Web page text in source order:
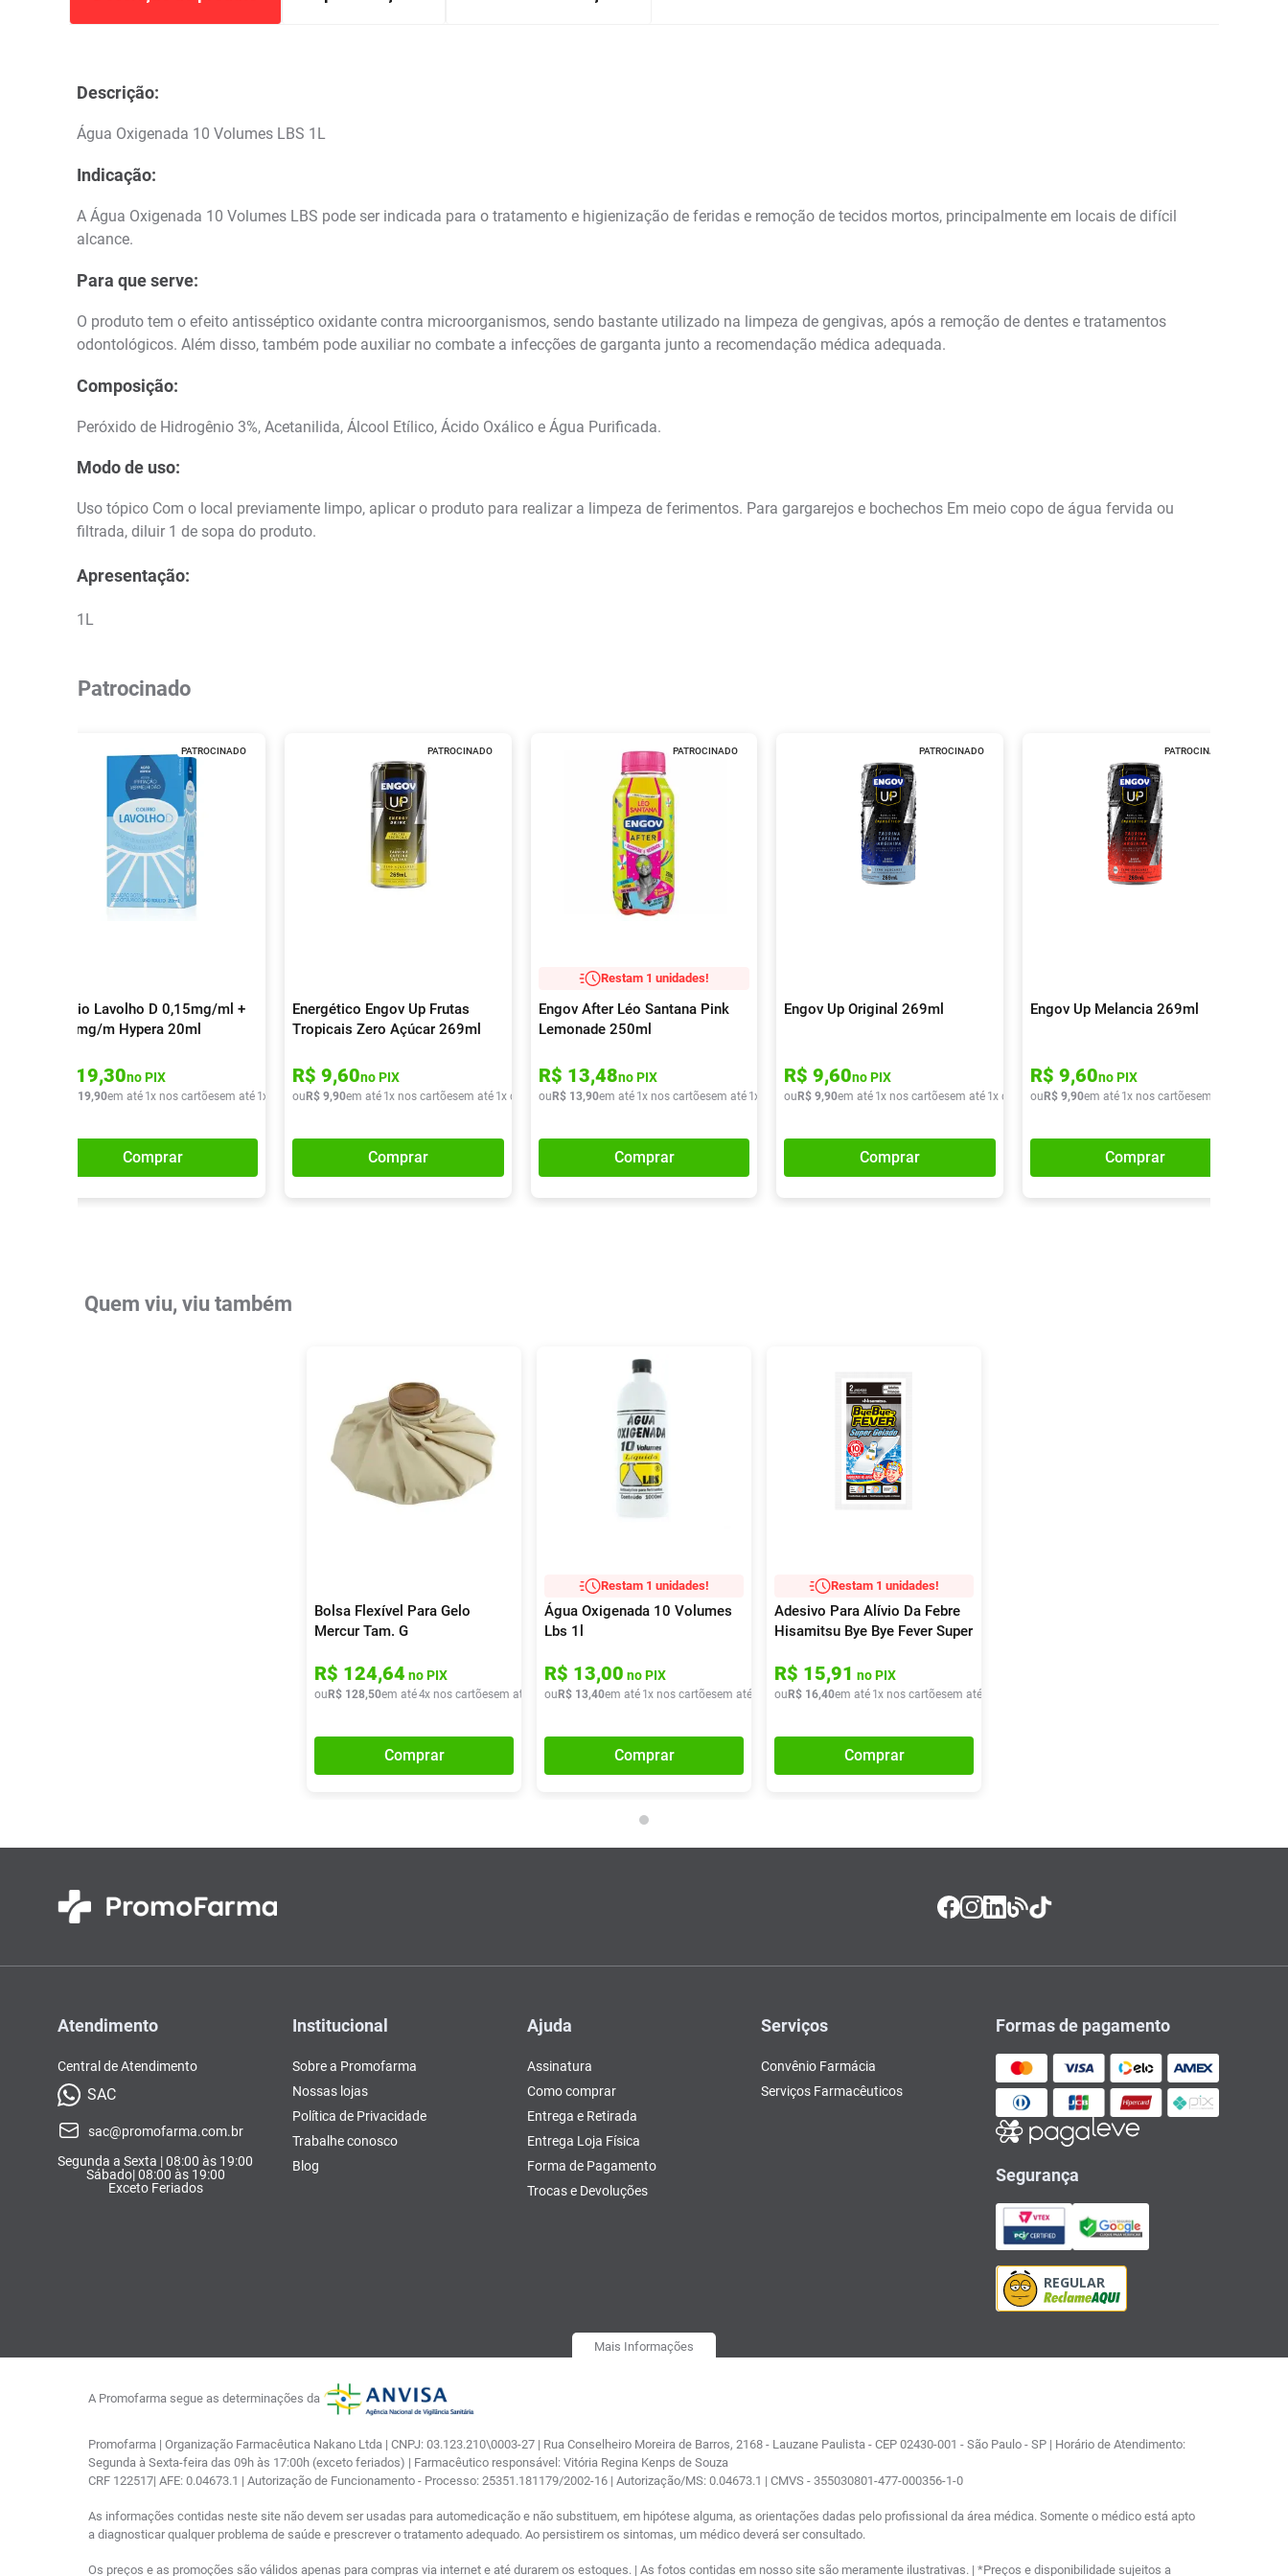
Descrição:
Água Oxigenada 10 Volumes LBS 1L
Indicação:
A Água Oxigenada 10 Volumes LBS pode ser indicada para o tratamento e higienização de feridas e remoção de tecidos mortos, principalmente em locais de difícil
alcance.
Para que serve:
O produto tem o efeito antisséptico oxidante contra microorganismos, sendo bastante utilizado na limpeza de gengivas, após a remoção de dentes e tratamentos
odontológicos. Além disso, também pode auxiliar no combate a infecções de garganta junto a recomendação médica adequada.
Composição:
Peróxido de Hidrogênio 3%, Acetanilida, Álcool Etílico, Ácido Oxálico e Água Purificada.
Modo de uso:
Uso tópico Com o local previamente limpo, aplicar o produto para realizar a limpeza de ferimentos. Para gargarejos e bochechos Em meio copo de água fervida ou
filtrada, diluir 1 de sopa do produto.
Apresentação:
1L
Patrocinado
PATROCINADO
Colírio Lavolho D 0,15mg/ml +
0,30mg/m Hypera 20ml
19,30no PIX
19,90em até 1x nos cartõesem até 1x de R$ 19,90
Comprar
PATROCINADO
Energético Engov Up Frutas
Tropicais Zero Açúcar 269ml
R$ 9,60no PIX
ou R$ 9,90em até 1x nos cartõesem até 1x de R$ 9, 90
Comprar
PATROCINADO
Restam 1 unidades!
Engov After Léo Santana Pink
Lemonade 250ml
R$ 13,48no PIX
ou R$ 13,90em até 1x nos cartõesem até 1x de R$ 13,90
Comprar
PATROCINADO
Engov Up Original 269ml
R$ 9,60no PIX
ou R$ 9,90em até 1x nos cartõesem até 1x de R$ 9, 90
Comprar
PATROCINADO
Engov Up Melancia 269ml
R$ 9,60no PIX
ou R$ 9,90em até 1x nos cartõesem até
Comprar
Quem viu, viu também
Bolsa Flexível Para Gelo
Mercur Tam. G
R$ 124,64 no PIX
ou R$ 128,50em até4x nos cartõesem até x de R$ 32,12
Comprar
Restam 1 unidades!
Água Oxigenada 10 Volumes
Lbs 1l
R$ 13,00 no PIX
ou R$ 13,40em até 1x nos cartõesem até x deR$ 13,40
Comprar
Restam 1 unidades!
Adesivo Para Alívio Da Febre
Hisamitsu Bye Bye Fever Super
12cm
R$ 15,91 no PIX
ou R$ 16,40em até 1x nos cartõesem até
Comprar
Atendimento
Central de Atendimento
SAC
sac@promofarma.com.br
Segunda a Sexta | 08:00 às 19:00
Sábado| 08:00 às 19:00
Exceto Feriados
Institucional
Sobre a Promofarma
Nossas lojas
Política de Privacidade
Trabalhe conosco
Blog
Ajuda
Assinatura
Como comprar
Entrega e Retirada
Entrega Loja Física
Forma de Pagamento
Trocas e Devoluções
Serviços
Convênio Farmácia
Serviços Farmacêuticos
Formas de pagamento
Segurança
Mais Informações
A Promofarma segue as determinações da
Promofarma | Organização Farmacêutica Nakano Ltda | CNPJ: 03.123.210\0003-27 | Rua Conselheiro Moreira de Barros, 2168 - Lauzane Paulista - CEP 02430-001 - São Paulo - SP | Horário de Atendimento:
Segunda à Sexta-feira das 09h às 17:00h (exceto feriados) | Farmacêutico responsável: Vitória Regina Kenps de Souza
CRF 122517| AFE: 0.04673.1 | Autorização de Funcionamento - Processo: 25351.181179/2002-16 | Autorização/MS: 0.04673.1 | CMVS - 355030801-477-000356-1-0
As informações contidas neste site não devem ser usadas para automedicação e não substituem, em hipótese alguma, as orientações dadas pelo profissional da área médica. Somente o médico está apto
a diagnosticar qualquer problema de saúde e prescrever o tratamento adequado. Ao persistirem os sintomas, um médico deverá ser consultado.
Os preços e as promoções são válidos apenas para compras via internet e até durarem os estoques. | As fotos contidas em nosso site são meramente ilustrativas. | *Preços e disponibilidade sujeitos a